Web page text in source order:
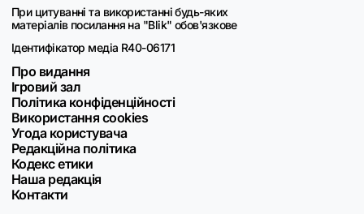
При цитуванні та використанні будь-яких
матеріалів посилання на "Blik" обов'язкове
Ідентифікатор медіа R40-06171
Про видання
Ігровий зал
Політика конфіденційності
Використання cookies
Угода користувача
Редакційна політика
Кодекс етики
Наша редакція
Контакти